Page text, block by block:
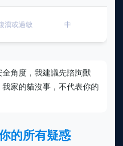
瀉或過敏 中
角度，我建議先諮詢獸
家的貓沒事，不代表你的
的所有疑惑